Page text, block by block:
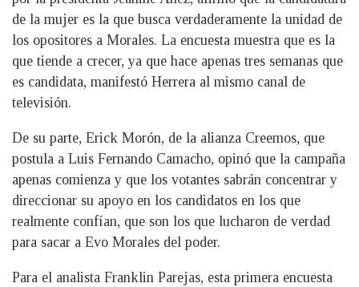
de la mujer es la que busca verdaderamente la unidad de
los opositores a Morales. La encuesta muestra que es la
que tiende a crecer, ya que hace apenas tres semanas que
es candidata, manifestó Herrera al mismo canal de
televisión.
De su parte, Erick Morón, de la alianza Creemos, que
postula a Luis Fernando Camacho, opinó que la campaña
apenas comienza y que los votantes sabrán concentrar y
direccionar su apoyo en los candidatos en los que
realmente confían, que son los que lucharon de verdad
para sacar a Evo Morales del poder.
Para el analista Franklin Parejas, esta primera encuesta